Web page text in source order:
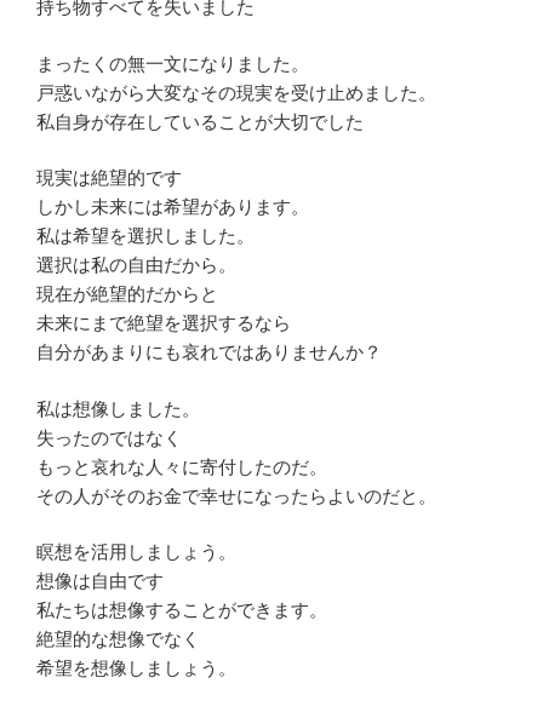
持ち物すべてを失いました
まったくの無一文になりました。
戸惑いながら大変なその現実を受け止めました。
私自身が存在していることが大切でした
現実は絶望的です
しかし未来には希望があります。
私は希望を選択しました。
選択は私の自由だから。
現在が絶望的だからと
未来にまで絶望を選択するなら
自分があまりにも哀れではありませんか？
私は想像しました。
失ったのではなく
もっと哀れな人々に寄付したのだ。
その人がそのお金で幸せになったらよいのだと。
瞑想を活用しましょう。
想像は自由です
私たちは想像することができます。
絶望的な想像でなく
希望を想像しましょう。